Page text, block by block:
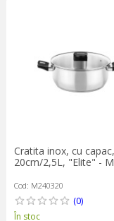
Cratita inox, cu capac,
20cm/2,5L, "Elite" -
Cod: M240320
(0)
În stoc